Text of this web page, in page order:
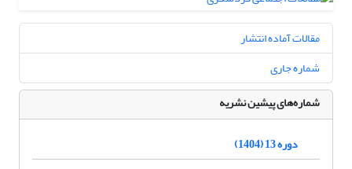
مقالات آماده انتشار
شماره جاری
شماره‌های پیشین نشریه
دوره 13 (1404)